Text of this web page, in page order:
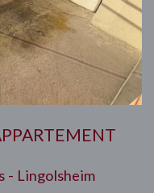
- Lingolsheim